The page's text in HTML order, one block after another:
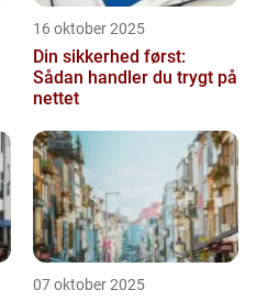
16 oktober 2025
Din sikkerhed først:
Sådan handler du trygt på
nettet
07 oktober 2025